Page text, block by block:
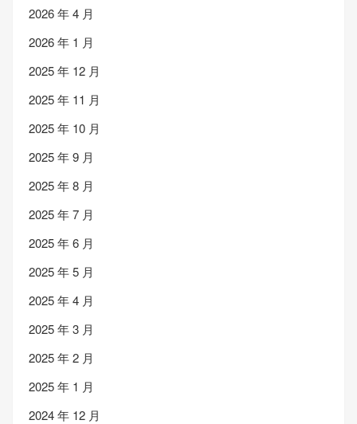
2026 年 4 月
2026 年 1 月
2025 年 12 月
2025 年 11 月
2025 年 10 月
2025 年 9 月
2025 年 8 月
2025 年 7 月
2025 年 6 月
2025 年 5 月
2025 年 4 月
2025 年 3 月
2025 年 2 月
2025 年 1 月
2024 年 12 月